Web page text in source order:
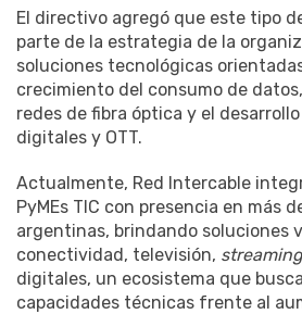
El directivo agregó que este tipo
parte de la estrategia de la
soluciones tecnológicas
crecimiento del consumo de
redes de fibra óptica y el
digitales y OTT.
Actualmente, Red Intercable
PyMEs TIC con presencia en más
argentinas, brindando soluciones
conectividad, televisión, streaming
digitales, un ecosistema que
capacidades técnicas frente al